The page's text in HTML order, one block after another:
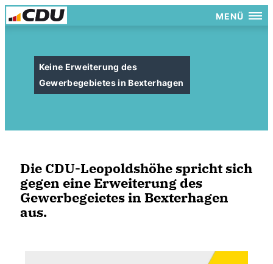
MENÜ
Keine Erweiterung des
Gewerbegebietes in Bexterhagen
Die CDU-Leopoldshöhe spricht sich
gegen eine Erweiterung des
Gewerbegeietes in Bexterhagen
aus.